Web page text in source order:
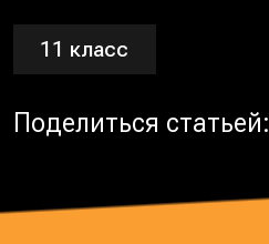
11 класс
Поделиться статьей: